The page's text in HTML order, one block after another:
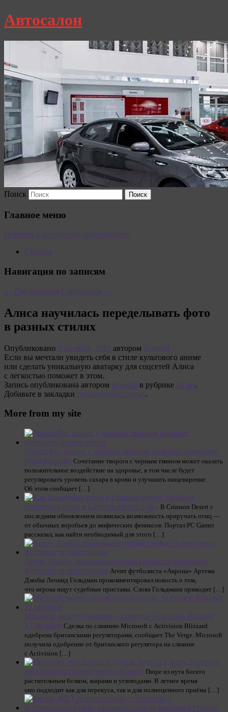
Автосалон
Поиск
Главное меню
Перейти к основному содержимому
Главная
Навигация по записям
← Предыдущая Следующая →
Алиса научилась переделывать фото
в разных стилях
Опубликовано 2 октября, 2025 автором It-world
Если вы мечтали увидеть себя в стиле культового аниме
или сделать уникальную аватарку для соцсетей Алиса
с легкостью поможет в этом.
Запись опубликована автором It-world в рубрике Игры.
Добавьте в закладки постоянную ссылку.
More from my site
Pravda.Ru: творог с черным тмином поможет улучшить
пищеварение Сочетание творога с черным тмином может оказать
положительное воздействие на здоровье, в том числе будет
регулировать уровень сахара в крови и улучшить пищеварение.
Об этом сообщает […]
Как
приручать птиц в Crimson Desert: гайд В Crimson Desert с
последним обновлением появилась возможность приручать птиц —
от обычных воробьев до мифических фениксов. Портал PC Gamer
рассказал, как найти необходимый для этого […]
Агент Дзюбы прокомментировал новость про поиск
футболиста приставами Агент футболиста «Акрона» Артема
Дзюбы Леонид Гольдман прокомментировал новость о том,
что игрока ищут судебные приставы. Слова Гольдмана приводит […]
Microsoft может объявить о покупке Activision Blizzard
13 октября Сделка по слиянию Microsoft с Activision Blizzard
одобрена британскими регуляторами, сообщает The Verge. Microsoft
получила одобрение от британского регулятора на слияние
с Activision […]
Диетолог
рассказала о пользе хумуса в жару Пюре из нута богато
растительным белком, жирами и углеводами. В летнее время
оно подходит как для перекуса, так и для полноценного приёма […]